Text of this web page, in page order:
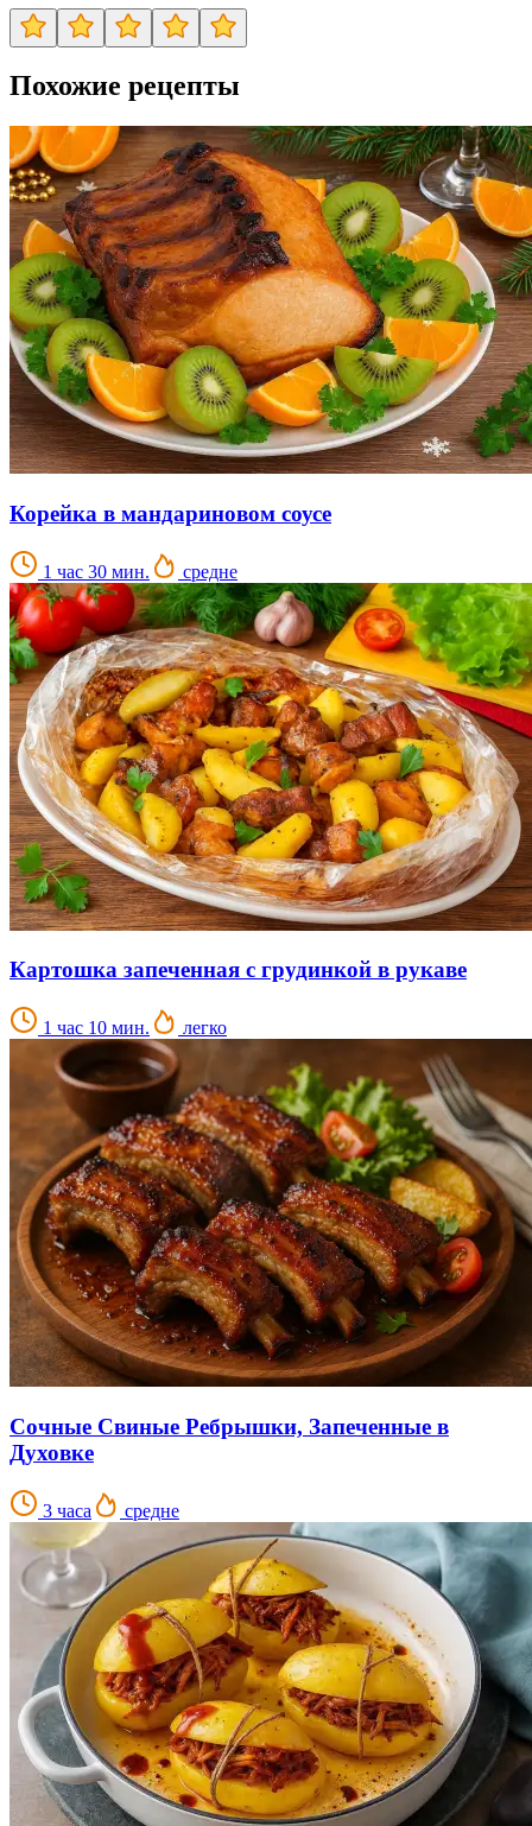
Похожие рецепты
Корейка в мандариновом соусе
1 час 30 мин. средне
Картошка запеченная с грудинкой в рукаве
1 час 10 мин. легко
Сочные Свиные Ребрышки, Запеченные в
Духовке
3 часа средне